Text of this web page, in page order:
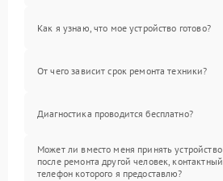
Как я узнаю, что мое устройство готово?
От чего зависит срок ремонта техники?
Диагностика проводится бесплатно?
Может ли вместо меня принять устройство
после ремонта другой человек, контактный
телефон которого я предоставлю?